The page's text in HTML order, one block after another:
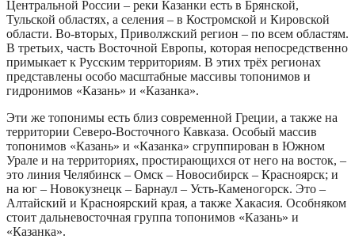
Центральной России – реки Казанки есть в Брянской,
Тульской областях, а селения – в Костромской и Кировской
области. Во-вторых, Приволжский регион – по всем областям.
В третьих, часть Восточной Европы, которая непосредственно
примыкает к Русским территориям. В этих трёх регионах
представлены особо масштабные массивы топонимов и
гидронимов «Казань» и «Казанка».
Эти же топонимы есть близ современной Греции, а также на
территории Северо-Восточного Кавказа. Особый массив
топонимов «Казань» и «Казанка» сгруппирован в Южном
Урале и на территориях, простирающихся от него на восток, –
это линия Челябинск – Омск – Новосибирск – Красноярск; и
на юг – Новокузнецк – Барнаул – Усть-Каменогорск. Это –
Алтайский и Красноярский края, а также Хакасия. Особняком
стоит дальневосточная группа топонимов «Казань» и
«Казанка».